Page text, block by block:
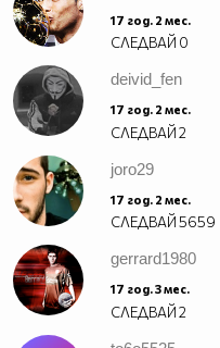
17 год. 2 мес.
СЛЕДВАЙ 0
deivid_fen
17 год. 2 мес.
СЛЕДВАЙ2
joro29
17 год. 2 мес.
СЛЕДВАЙ5659
gerrard1980
17 год. 3 мес.
СЛЕДВАЙ2